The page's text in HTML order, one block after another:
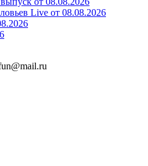
Live от 08.08.2026